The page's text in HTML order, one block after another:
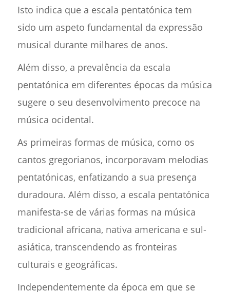
Isto indica que a escala pentatónica tem
sido um aspeto fundamental da expressão
musical durante milhares de anos.
Além disso, a prevalência da escala
pentatónica em diferentes épocas da música
sugere o seu desenvolvimento precoce na
música ocidental.
As primeiras formas de música, como os
cantos gregorianos, incorporavam melodias
pentatónicas, enfatizando a sua presença
duradoura. Além disso, a escala pentatónica
manifesta-se de várias formas na música
tradicional africana, nativa americana e sul-
asiática, transcendendo as fronteiras
culturais e geográficas.
Independentemente da época em que se